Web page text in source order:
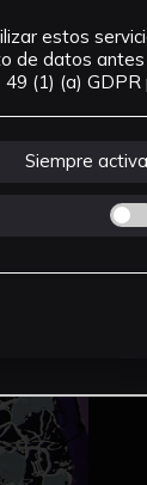
estos
de datos antes
(1) (a) GDPR
Siempre